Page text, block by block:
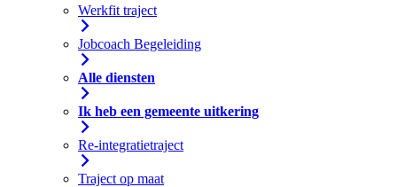
Werkfit traject
Jobcoach Begeleiding
Alle diensten
Ik heb een gemeente uitkering
Re-integratietraject
Traject op maat